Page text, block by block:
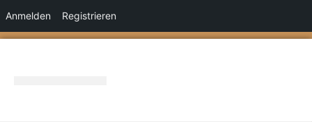
Anmelden Registrieren
Zum